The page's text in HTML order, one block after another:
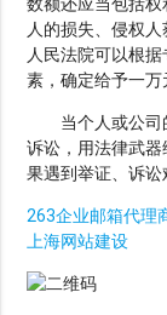
人的损失、侵权
人民法院可以根
素，确定给予一万
当个人或公司
诉讼，用法律武
果遇到举证、诉讼
263企业邮箱代理
上海网站建设